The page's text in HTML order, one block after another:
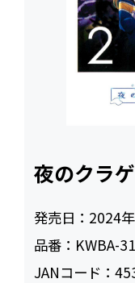
夜のクラ
発売日： 2024
品番： KWBA-
JANコード：